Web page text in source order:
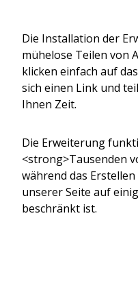
Die Installation der
mühelose Teilen von
klicken einfach auf
sich einen Link und
Ihnen Zeit.
Die Erweiterung
<strong>Tausenden
während das
unserer Seite auf
beschränkt ist.